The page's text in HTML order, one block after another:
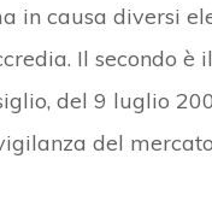
in causa diversi
Il secondo
del 9 luglio
del